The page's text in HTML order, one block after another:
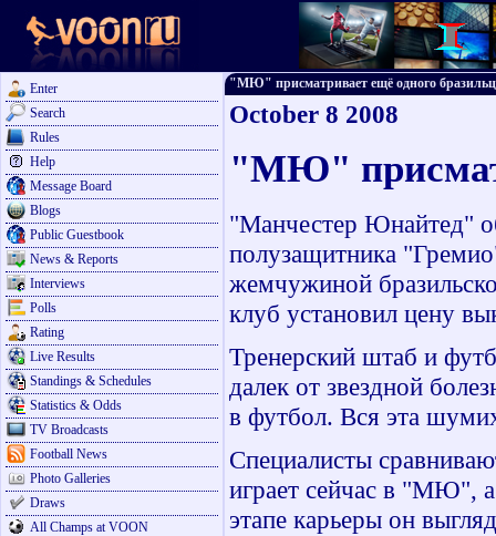
Enter
Search
Rules
Help
Message Board
Blogs
Public Guestbook
News & Reports
Interviews
Polls
Rating
Live Results
Standings & Schedules
Statistics & Odds
TV Broadcasts
Football News
Photo Galleries
Draws
All Champs at VOON
"МЮ" присматривает ещё одного
October 8 2008
"МЮ"
"Манчестер Юнайтед"
полузащитника
жемчужиной
клуб установил цену
Тренерский штаб и
далек от звездной
в футбол. Вся эта
Специалисты
играет сейчас в "МЮ",
этапе карьеры он